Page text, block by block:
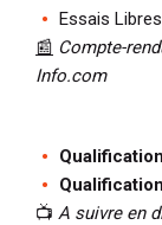
Essais
📰 Compte-
Info.com
📺 A suivre en